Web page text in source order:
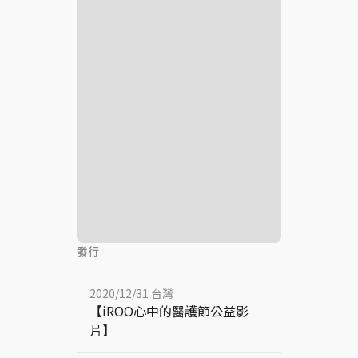
發行
2020/12/31 台灣
【iROO心中的醫護節公益影
片】